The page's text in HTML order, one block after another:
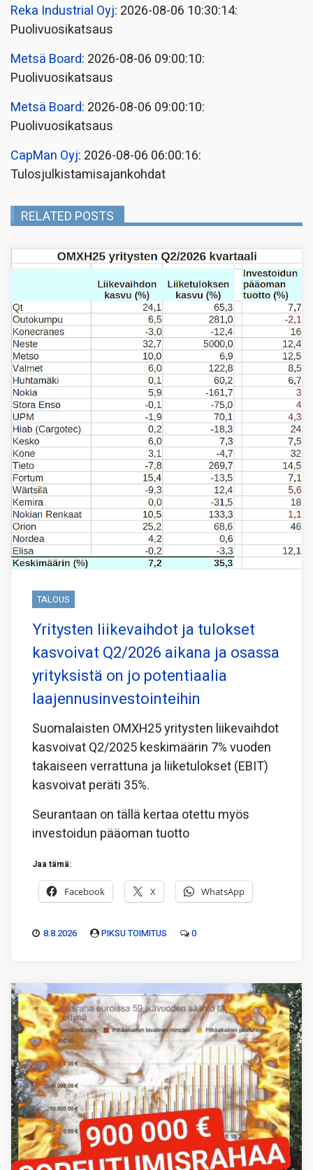
Reka Industrial Oyj: 2026-08-06 10:30:14:
Puolivuosikatsaus
Metsä Board: 2026-08-06 09:00:10:
Puolivuosikatsaus
Metsä Board: 2026-08-06 09:00:10:
Puolivuosikatsaus
CapMan Oyj: 2026-08-06 06:00:16:
Tulosjulkistamisajankohdat
RELATED POSTS
TALOUS
Yritysten liikevaihdot ja tulokset
kasvoivat Q2/2026 aikana ja osassa
yrityksistä on jo potentiaalia
laajennusinvestointeihin
Suomalaisten OMXH25 yritysten liikevaihdot
kasvoivat Q2/2025 keskimäärin 7% vuoden
takaiseen verrattuna ja liiketulokset (EBIT)
kasvoivat peräti 35%.
Seurantaan on tällä kertaa otettu myös
investoidun pääoman tuotto
Jaa tämä:
Facebook X WhatsApp
8.8.2026 PIKSU TOIMITUS 0